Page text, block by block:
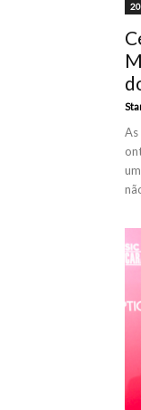
As